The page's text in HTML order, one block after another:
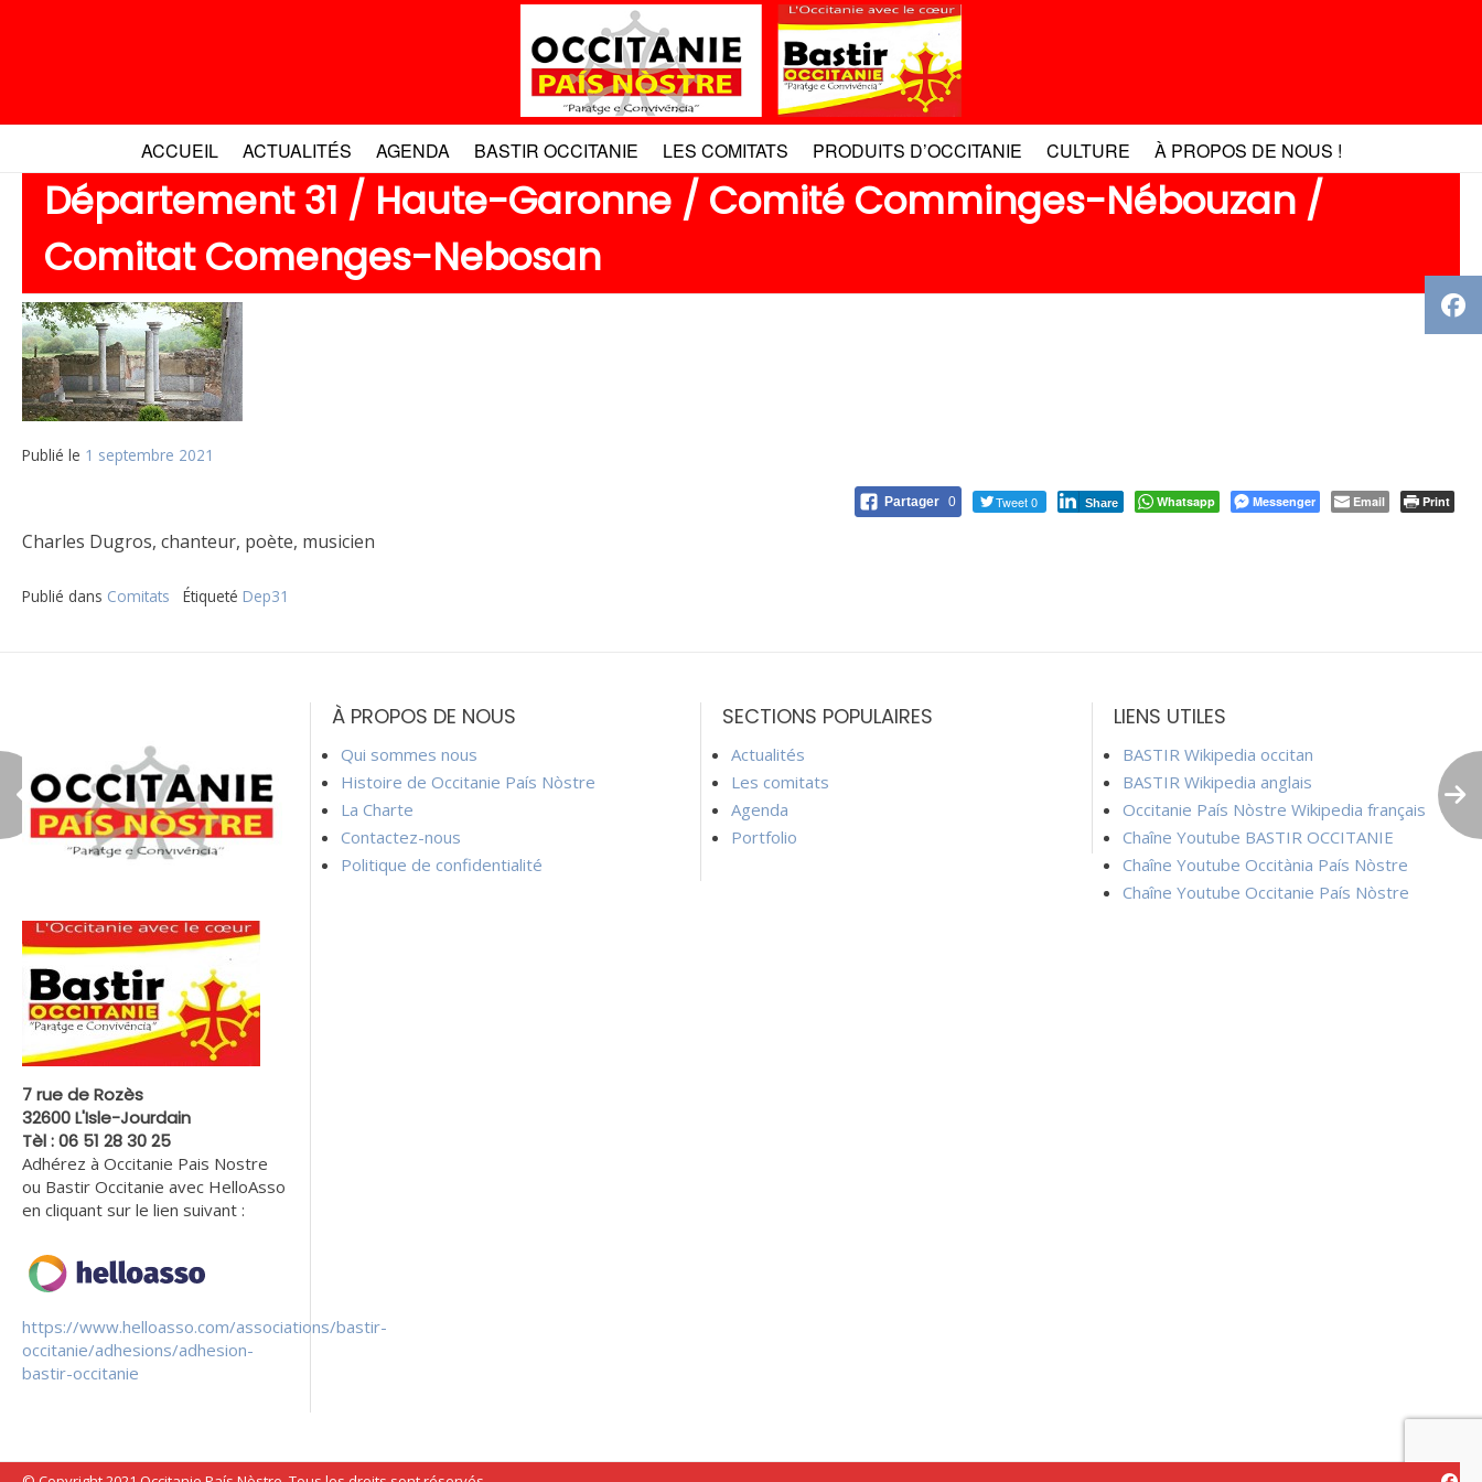
ACCUEIL ACTUALITÉS AGENDA BASTIR OCCITANIE LES COMITATS PRODUITS D’OCCITANIE CULTURE À PROPOS DE NOUS !
Département 31 / Haute-Garonne / Comité Comminges-Nébouzan /
Comitat Comenges-Nebosan
Publié le 1 septembre 2021
Partager 0 Tweet 0 Share Whatsapp Messenger Email Print
Charles Dugros, chanteur, poète, musicien
Publié dans Comitats Étiqueté Dep31
l’article
7 rue de Rozès
32600 L'Isle-Jourdain
Tèl : 06 51 28 30 25
Adhérez à Occitanie Pais Nostre
ou Bastir Occitanie avec HelloAsso
en cliquant sur le lien suivant :
https://www.helloasso.com/associations/bastir-
occitanie/adhesions/adhesion-
bastir-occitanie
À PROPOS DE NOUS
Qui sommes nous
Histoire de Occitanie País Nòstre
La Charte
Contactez-nous
Politique de confidentialité
SECTIONS POPULAIRES
Actualités
Les comitats
Agenda
Portfolio
LIENS UTILES
BASTIR Wikipedia occitan
BASTIR Wikipedia anglais
Occitanie País Nòstre Wikipedia français
Chaîne Youtube BASTIR OCCITANIE
Chaîne Youtube Occitània País Nòstre
Chaîne Youtube Occitanie País Nòstre